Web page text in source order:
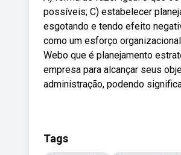
possíveis; C) estabelecer
esgotando e tendo efeito
como um esforço
Webo que é planejamento
empresa para alcançar seus
administração, podendo
Tags